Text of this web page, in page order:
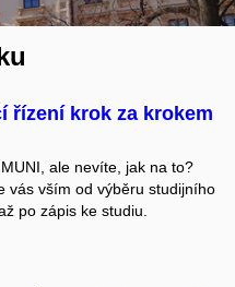
řízení krok za krokem
ale nevíte, jak na to?
vás vším od výběru studijního
po zápis ke studiu.